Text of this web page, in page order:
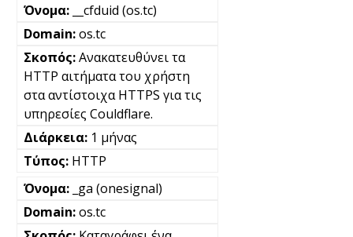
__cfduid (os.tc)
os.tc
Ανακατευθύνει τα
HTTP αιτήματα του χρήστη
στα αντίστοιχα HTTPS για τις
υπηρεσίες Couldflare.
1 μήνας
HTTP
_ga (onesignal)
os.tc